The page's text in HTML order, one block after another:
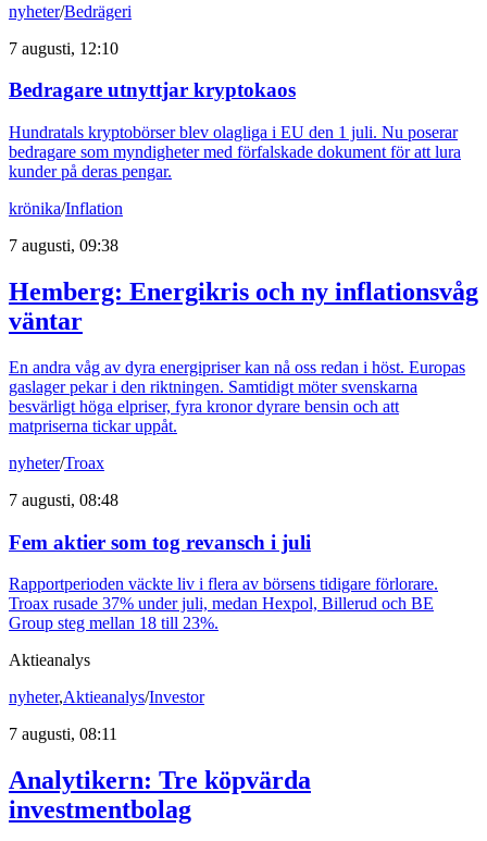
nyheter/Bedrägeri
7 augusti, 12:10
Bedragare utnyttjar kryptokaos
Hundratals kryptobörser blev olagliga i EU den 1 juli. Nu poserar
bedragare som myndigheter med förfalskade dokument för att lura
kunder på deras pengar.
krönika/Inflation
7 augusti, 09:38
Hemberg: Energikris och ny inflationsvåg
väntar
En andra våg av dyra energipriser kan nå oss redan i höst. Europas
gaslager pekar i den riktningen. Samtidigt möter svenskarna
besvärligt höga elpriser, fyra kronor dyrare bensin och att
matpriserna tickar uppåt.
nyheter/Troax
7 augusti, 08:48
Fem aktier som tog revansch i juli
Rapportperioden väckte liv i flera av börsens tidigare förlorare.
Troax rusade 37% under juli, medan Hexpol, Billerud och BE
Group steg mellan 18 till 23%.
Aktieanalys
nyheter,Aktieanalys/Investor
7 augusti, 08:11
Analytikern: Tre köpvärda
investmentbolag